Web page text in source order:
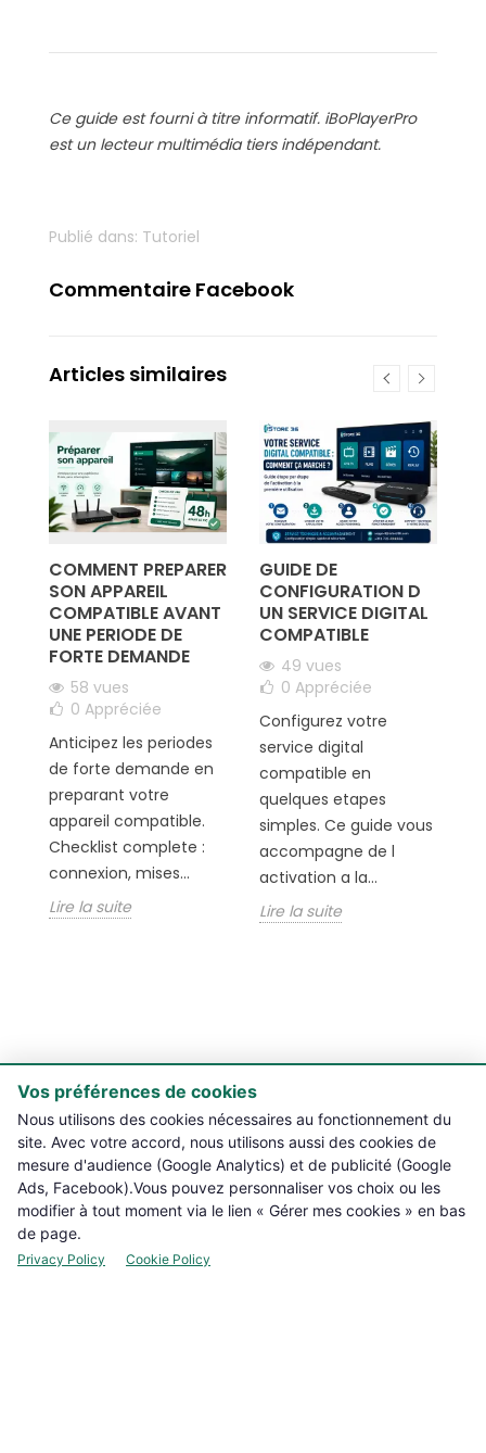
Vos préférences de cookies
Nous utilisons des cookies nécessaires au fonctionnement du
site. Avec votre accord, nous utilisons aussi des cookies de
mesure d'audience (Google Analytics) et de publicité (Google
Ads, Facebook).Vous pouvez personnaliser vos choix ou les
modifier à tout moment via le lien « Gérer mes cookies » en bas
de page.
Privacy Policy Cookie Policy
Ce guide est fourni à titre informatif. iBoPlayerPro
est un lecteur multimédia tiers indépendant.
Publié dans: Tutoriel
Commentaire Facebook
Articles similaires
COMMENT PREPARER
SON APPAREIL
COMPATIBLE AVANT
UNE PERIODE DE
FORTE DEMANDE
58 vues
0 Appréciée
Anticipez les periodes
de forte demande en
preparant votre
appareil compatible.
Checklist complete :
connexion, mises...
Lire la suite
GUIDE DE
CONFIGURATION D
UN SERVICE DIGITAL
COMPATIBLE
49 vues
0 Appréciée
Configurez votre
service digital
compatible en
quelques etapes
simples. Ce guide vous
accompagne de l
activation a la...
Lire la suite
PRODUITS 
NOTRE BOUTIQUE 
INFORMATIONS L??GALES 
VOTRE COMPTE